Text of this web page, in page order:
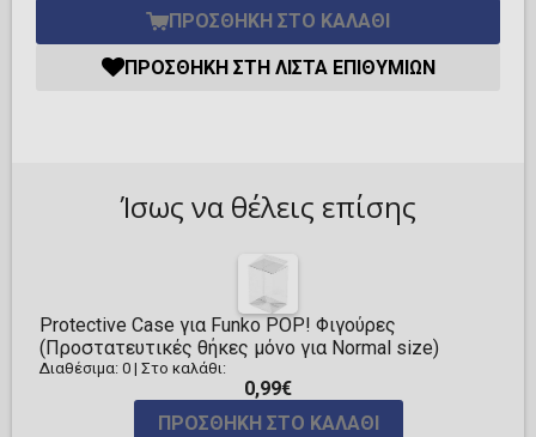
ΠΡΟΣΘΉΚΗ ΣΤΟ ΚΑΛΆΘΙ
ΠΡΟΣΘΉΚΗ ΣΤΗ ΛΊΣΤΑ ΕΠΙΘΥΜΙΏΝ
Ίσως να θέλεις επίσης
Protective Case για Funko POP! Φιγούρες
(Προστατευτικές θήκες μόνο για Normal size)
Διαθέσιμα: 0 | Στο καλάθι:
0,99€
ΠΡΟΣΘΉΚΗ ΣΤΟ ΚΑΛΆΘΙ